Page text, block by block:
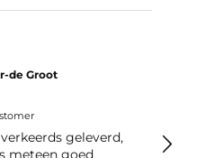
de Groot
geleverd,
meteen goed